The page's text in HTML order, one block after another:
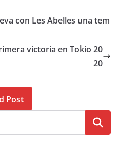
con Les Abelles una tem
victoria en Tokio 20
20
Post